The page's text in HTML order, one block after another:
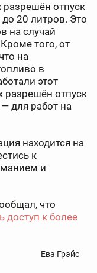
разрешён отпуск
20 литров. Это
на случай
того, от
на
в
этот
разрешён отпуск
для работ на
находится на
к
и
что
доступ к более
Ева Грэйс